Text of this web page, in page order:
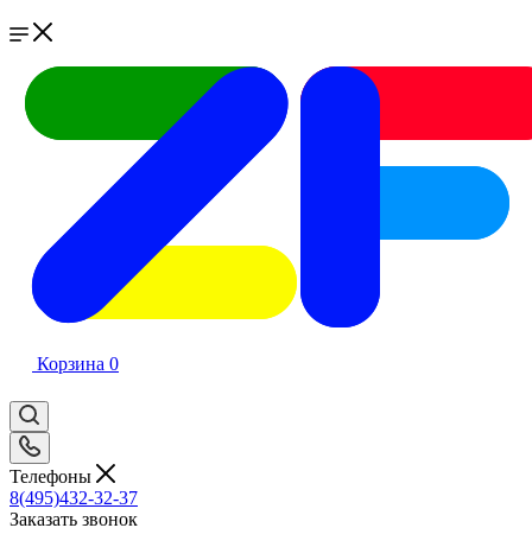
Корзина 0
Телефоны
8(495)432-32-37
Заказать звонок